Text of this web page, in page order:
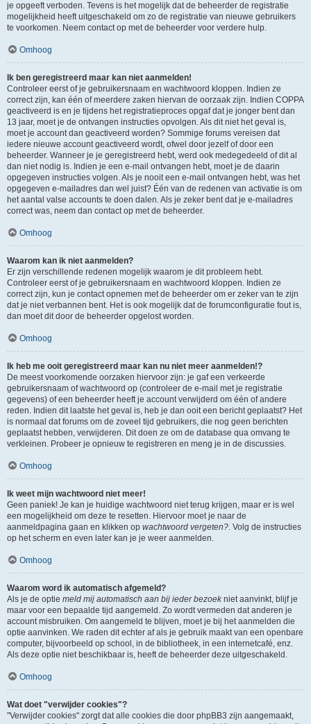
je opgeeft verboden. Tevens is het mogelijk dat de beheerder de registratie
mogelijkheid heeft uitgeschakeld om zo de registratie van nieuwe gebruikers
te voorkomen. Neem contact op met de beheerder voor verdere hulp.
Omhoog
Ik ben geregistreerd maar kan niet aanmelden!
Controleer eerst of je gebruikersnaam en wachtwoord kloppen. Indien ze
correct zijn, kan één of meerdere zaken hiervan de oorzaak zijn. Indien COPPA
geactiveerd is en je tijdens het registratieproces opgaf dat je jonger bent dan
13 jaar, moet je de ontvangen instructies opvolgen. Als dit niet het geval is,
moet je account dan geactiveerd worden? Sommige forums vereisen dat
iedere nieuwe account geactiveerd wordt, ofwel door jezelf of door een
beheerder. Wanneer je je geregistreerd hebt, werd ook medegedeeld of dit al
dan niet nodig is. Indien je een e-mail ontvangen hebt, moet je de daarin
opgegeven instructies volgen. Als je nooit een e-mail ontvangen hebt, was het
opgegeven e-mailadres dan wel juist? Één van de redenen van activatie is om
het aantal valse accounts te doen dalen. Als je zeker bent dat je e-mailadres
correct was, neem dan contact op met de beheerder.
Omhoog
Waarom kan ik niet aanmelden?
Er zijn verschillende redenen mogelijk waarom je dit probleem hebt.
Controleer eerst of je gebruikersnaam en wachtwoord kloppen. Indien ze
correct zijn, kun je contact opnemen met de beheerder om er zeker van te zijn
dat je niet verbannen bent. Het is ook mogelijk dat de forumconfiguratie fout is,
dan moet dit door de beheerder opgelost worden.
Omhoog
Ik heb me ooit geregistreerd maar kan nu niet meer aanmelden!?
De meest voorkomende oorzaken hiervoor zijn: je gaf een verkeerde
gebruikersnaam of wachtwoord op (controleer de e-mail met je registratie
gegevens) of een beheerder heeft je account verwijderd om één of andere
reden. Indien dit laatste het geval is, heb je dan ooit een bericht geplaatst? Het
is normaal dat forums om de zoveel tijd gebruikers, die nog geen berichten
geplaatst hebben, verwijderen. Dit doen ze om de database qua omvang te
verkleinen. Probeer je opnieuw te registreren en meng je in de discussies.
Omhoog
Ik weet mijn wachtwoord niet meer!
Geen paniek! Je kan je huidige wachtwoord niet terug krijgen, maar er is wel
een mogelijkheid om deze te resetten. Hiervoor moet je naar de
aanmeldpagina gaan en klikken op wachtwoord vergeten?. Volg de instructies
op het scherm en even later kan je je weer aanmelden.
Omhoog
Waarom word ik automatisch afgemeld?
Als je de optie meld mij automatisch aan bij ieder bezoekniet aanvinkt, blijf je
maar voor een bepaalde tijd aangemeld. Zo wordt vermeden dat anderen je
account misbruiken. Om aangemeld te blijven, moet je bij het aanmelden die
optie aanvinken. We raden dit echter af als je gebruik maakt van een openbare
computer, bijvoorbeeld op school, in de bibliotheek, in een internetcafé, enz.
Als deze optie niet beschikbaar is, heeft de beheerder deze uitgeschakeld.
Omhoog
Wat doet "verwijder cookies"?
"Verwijder cookies" zorgt dat alle cookies die door phpBB3 zijn aangemaakt,